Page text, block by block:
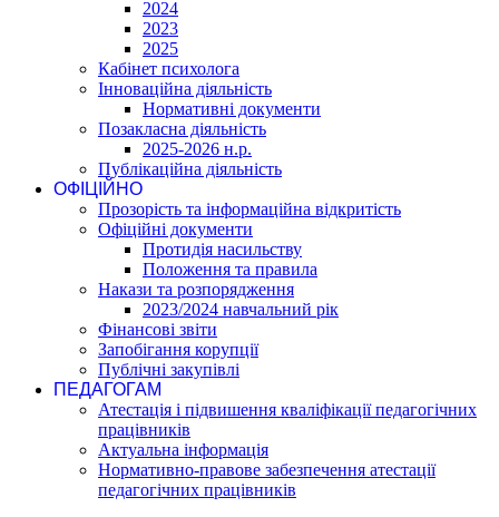
2024
2023
2025
Кабінет психолога
Інноваційна діяльність
Нормативні документи
Позакласна діяльність
2025-2026 н.р.
Публікаційна діяльність
ОФІЦІЙНО
Прозорість та інформаційна відкритість
Офіційні документи
Протидія насильству
Положення та правила
Накази та розпорядження
2023/2024 навчальний рік
Фінансові звіти
Запобігання корупції
Публічні закупівлі
ПЕДАГОГАМ
Атестація і підвишення кваліфікації педагогічних
працівників
Актуальна інформація
Нормативно-правове забезпечення атестації
педагогічних працівників